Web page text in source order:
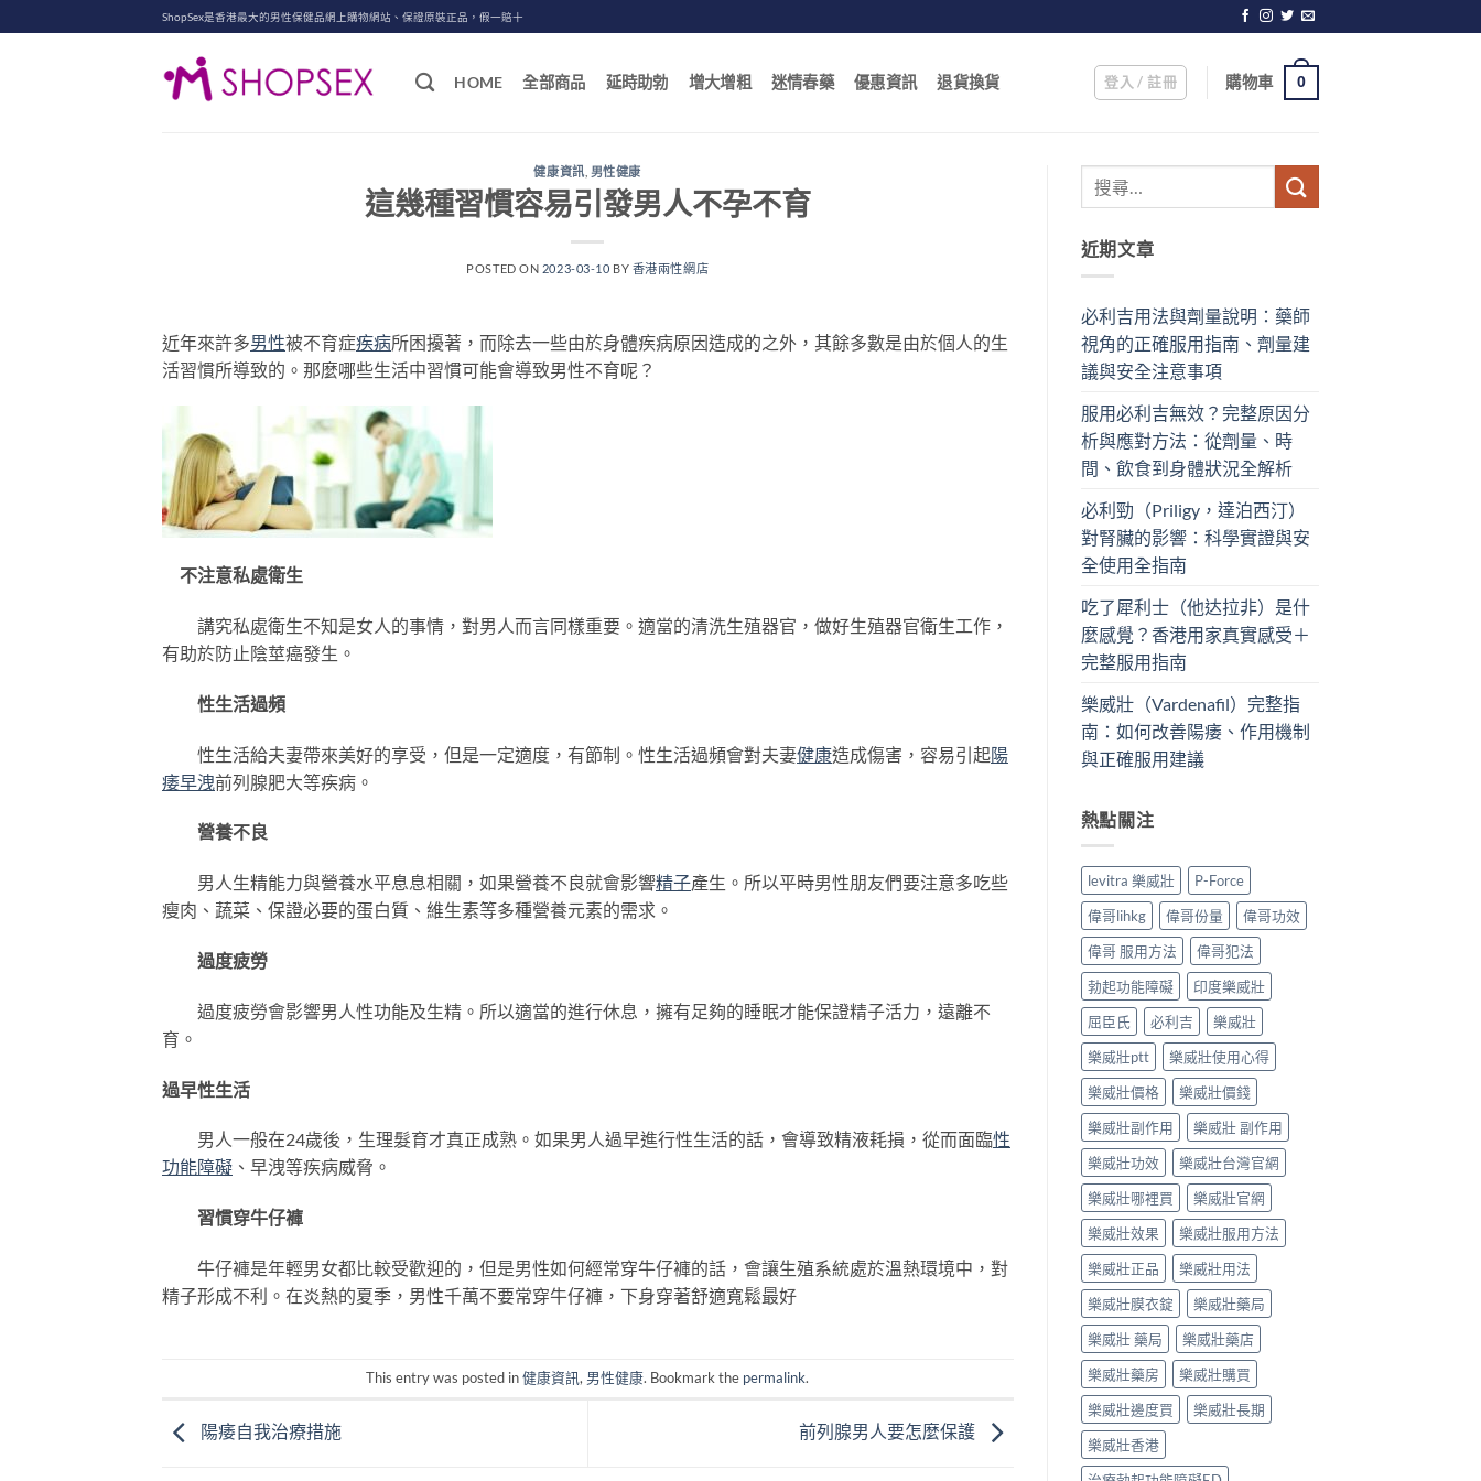
to
ShopSex是香港最大的男性保健品網上購物網站、保證原裝正品，假一賠十
HOME 全部商品 延時助勃 增大增粗 迷情春藥 優惠資訊 退貨換貨 登入 / 註冊 購物車 0
健康資訊 男性健康
這幾種習慣容易引發男人不孕不育
POSTED ON 2023-03-10 BY 香港兩性網店
近年來許多男性被不育症疾病所困擾著，而除去一些由於身體疾病原因造成的之外，其餘多數是由於個人的生
活習慣所導致的。那麼哪些生活中習慣可能會導致男性不育呢？
不注意私處衛生
講究私處衛生不知是女人的事情，對男人而言同樣重要。適當的清洗生殖器官，做好生殖器官衛生工作，
有助於防止陰莖癌發生。
性生活過頻
性生活給夫妻帶來美好的享受，但是一定適度，有節制。性生活過頻會對夫妻健康造成傷害，容易引起陽
痿早洩前列腺肥大等疾病。
營養不良
男人生精能力與營養水平息息相關，如果營養不良就會影響精子產生。所以平時男性朋友們要注意多吃些
瘦肉、蔬菜、保證必要的蛋白質、維生素等多種營養元素的需求。
過度疲勞
過度疲勞會影響男人性功能及生精。所以適當的進行休息，擁有足夠的睡眠才能保證精子活力，遠離不
育。
過早性生活
男人一般在24歲後，生理髮育才真正成熟。如果男人過早進行性生活的話，會導致精液耗損，從而面臨性
功能障礙 、早洩等疾病威脅。
習慣穿牛仔褲
牛仔褲是年輕男女都比較受歡迎的，但是男性如何經常穿牛仔褲的話，會讓生殖系統處於溫熱環境中，對
精子形成不利。在炎熱的夏季，男性千萬不要常穿牛仔褲，下身穿著舒適寬鬆最好
This entry was posted in健康資訊, 男性健康. Bookmark the permalink.
陽痿自我治療措施 前列腺男人要怎麼保護
近期文章
必利吉用法與劑量說明：藥師
視角的正確服用指南、劑量建
議與安全注意事項
服用必利吉無效？完整原因分
析與應對方法：從劑量、時
間、飲食到身體狀況全解析
必利勁（Priligy，達泊西汀）
對腎臟的影響：科學實證與安
全使用全指南
吃了犀利士（他达拉非）是什
麼感覺？香港用家真實感受＋
完整服用指南
樂威壯（Vardenafil）完整指
南：如何改善陽痿、作用機制
與正確服用建議
熱點關注
levitra 樂威壯
P-Force
偉哥lihkg
偉哥份量
偉哥功效
偉哥 服用方法
偉哥犯法
勃起功能障礙
印度樂威壯
屈臣氏
必利吉
樂威壯
樂威壯ptt
樂威壯使用心得
樂威壯價格
樂威壯價錢
樂威壯副作用
樂威壯 副作用
樂威壯功效
樂威壯台灣官網
樂威壯哪裡買
樂威壯官網
樂威壯效果
樂威壯服用方法
樂威壯正品
樂威壯用法
樂威壯膜衣錠
樂威壯藥局
樂威壯 藥局
樂威壯藥店
樂威壯藥房
樂威壯購買
樂威壯邊度買
樂威壯長期
樂威壯香港